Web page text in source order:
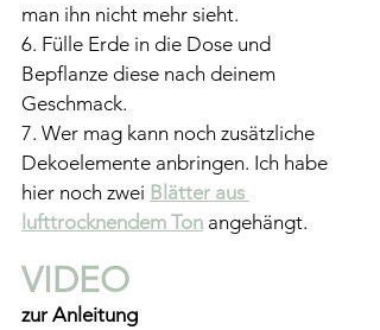
man ihn nicht mehr sieht.
6. Fülle Erde in die Dose und
Bepflanze diese nach deinem
Geschmack.
7. Wer mag kann noch zusätzliche
Dekoelemente anbringen. Ich habe
hier noch zwei Blätter aus
lufttrocknendem Ton angehängt.
VIDEO
zur Anleitung